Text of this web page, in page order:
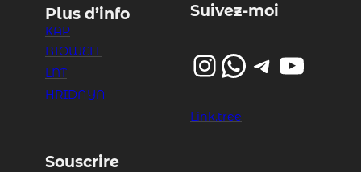
Plus d’info
KAP
BIOWELL
LNT
HRIDAYA
Suivez-moi
InstagramWhatsApp Telegram YouTube
Link.tree
Souscrire